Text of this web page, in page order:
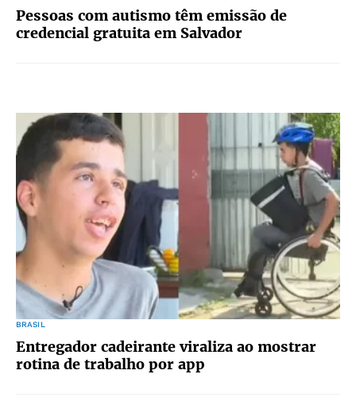
Pessoas com autismo têm emissão de
credencial gratuita em Salvador
BRASIL
Entregador cadeirante viraliza ao mostrar
rotina de trabalho por app